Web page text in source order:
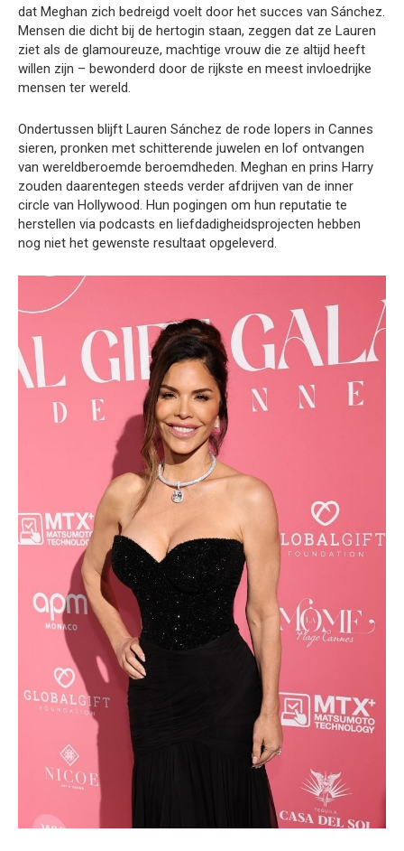
dat Meghan zich bedreigd voelt door het succes van Sánchez.
Mensen die dicht bij de hertogin staan, zeggen dat ze Lauren
ziet als de glamoureuze, machtige vrouw die ze altijd heeft
willen zijn – bewonderd door de rijkste en meest invloedrijke
mensen ter wereld.
Ondertussen blijft Lauren Sánchez de rode lopers in Cannes
sieren, pronken met schitterende juwelen en lof ontvangen
van wereldberoemde beroemdheden. Meghan en prins Harry
zouden daarentegen steeds verder afdrijven van de inner
circle van Hollywood. Hun pogingen om hun reputatie te
herstellen via podcasts en liefdadigheidsprojecten hebben
nog niet het gewenste resultaat opgeleverd.